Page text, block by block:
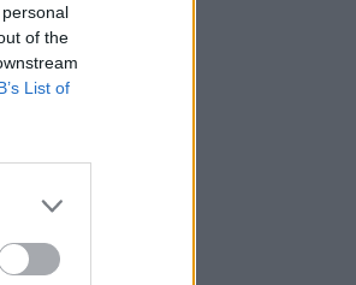
of the
List of